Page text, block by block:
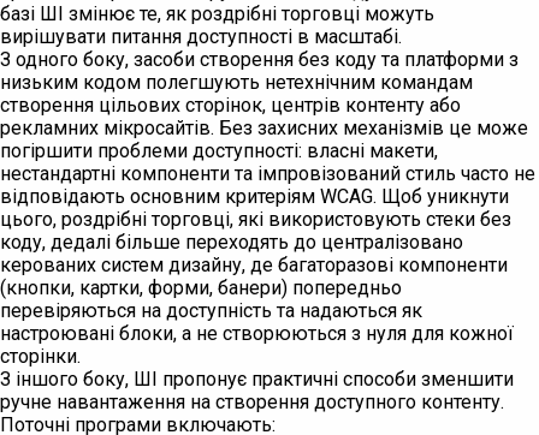
базі ШІ змінює те, як роздрібні торговці можуть
вирішувати питання доступності в масштабі.
З одного боку, засоби створення без коду та платформи з
низьким кодом полегшують нетехнічним командам
створення цільових сторінок, центрів контенту або
рекламних мікросайтів. Без захисних механізмів це може
погіршити проблеми доступності: власні макети,
нестандартні компоненти та імпровізований стиль часто не
відповідають основним критеріям WCAG. Щоб уникнути
цього, роздрібні торговці, які використовують стеки без
коду, дедалі більше переходять до централізовано
керованих систем дизайну, де багаторазові компоненти
(кнопки, картки, форми, банери) попередньо
перевіряються на доступність та надаються як
настроювані блоки, а не створюються з нуля для кожної
сторінки.
З іншого боку, ШІ пропонує практичні способи зменшити
ручне навантаження на створення доступного контенту.
Поточні програми включають: